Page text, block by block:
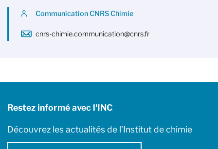
Communication CNRS Chimie
cnrs-chimie.communication@cnrs.fr
Restez informé avec l'INC
Découvrez les actualités de l’Institut de chimie